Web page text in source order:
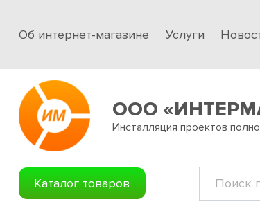
Об интернет-магазине Услуги
ООО
Инсталляция проектов
Каталог товаров